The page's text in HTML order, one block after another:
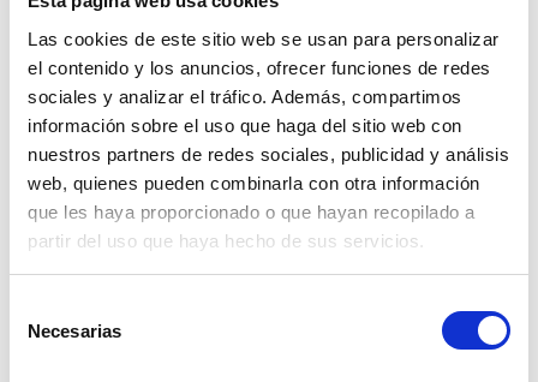
Las cookies de este sitio web se usan para personalizar
el contenido y los anuncios, ofrecer funciones de redes
sociales y analizar el tráfico. Además, compartimos
información sobre el uso que haga del sitio web con
nuestros partners de redes sociales, publicidad y análisis
web, quienes pueden combinarla con otra información
que les haya proporcionado o que hayan recopilado a
partir del uso que haya hecho de sus servicios.
Necesarias
Bing Eco-Puzzle 24 – Bake Cookies
Read more